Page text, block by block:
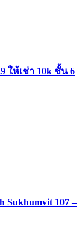
ให้เช่า 10k ชั้น 6
Sukhumvit 107 –